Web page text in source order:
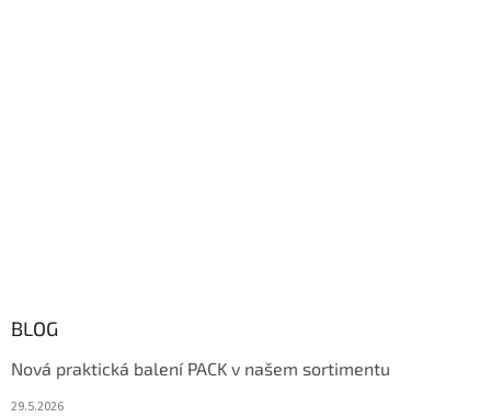
BLOG
Nová praktická balení PACK v našem sortimentu
29.5.2026